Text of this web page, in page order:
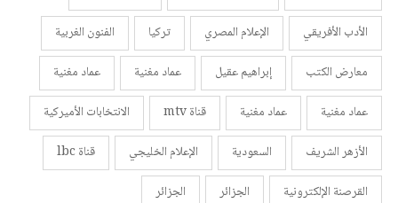
الأدب الأفريقي
الإعلام المصري تركيا
الفنون الغربية
معارض الكتب
إبراهيم عقيل عماد مغنية
عماد مغنية
عماد مغنية
عماد مغنية قناة mtv
الانتخابات الأميركية
الأزهر الشريف
السعودية الإعلام الخليجي
قناة lbc
القرصنة الإلكترونية
الجزائر
الجزائر